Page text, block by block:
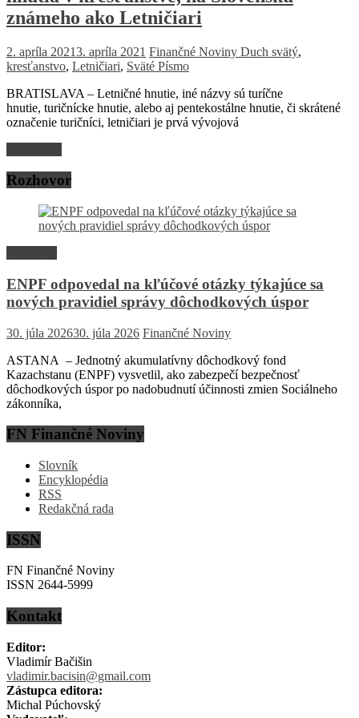
známeho ako Letničiari
2. apríla 20213. apríla 2021 Finančné Noviny Duch svätý,
kresťanstvo, Letničiari, Sväté Písmo
BRATISLAVA – Letničné hnutie, iné názvy sú turíčne
hnutie, turičnícke hnutie, alebo aj pentekostálne hnutie, či skrátené
označenie turičníci, letničiari je prvá vývojová
Rozhovor
ENPF odpovedal na kľúčové otázky týkajúce sa
nových pravidiel správy dôchodkových úspor
30. júla 202630. júla 2026 Finančné Noviny
ASTANA – Jednotný akumulatívny dôchodkový fond
Kazachstanu (ENPF) vysvetlil, ako zabezpečí bezpečnosť
dôchodkových úspor po nadobudnutí účinnosti zmien Sociálneho
zákonníka,
FN Finančné Noviny
Slovník
Encyklopédia
RSS
Redakčná rada
ISSN
FN Finančné Noviny
ISSN 2644-5999
Kontakt
Editor:
Vladimír Bačišin
vladimir.bacisin@gmail.com
Zástupca editora:
Michal Púchovský